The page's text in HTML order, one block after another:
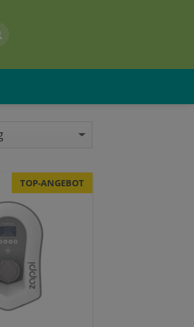
TOP-ANGEBOT